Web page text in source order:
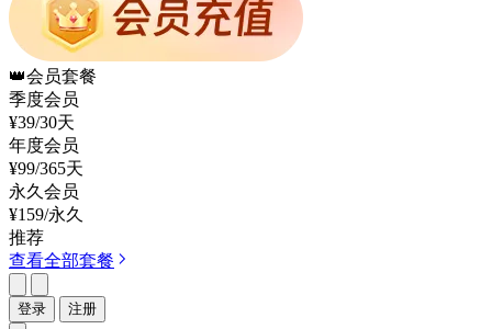
👑会员套餐
季度会员
¥39/30天
年度会员
¥99/365天
永久会员
¥159/永久
推荐
查看全部套餐
登录 注册